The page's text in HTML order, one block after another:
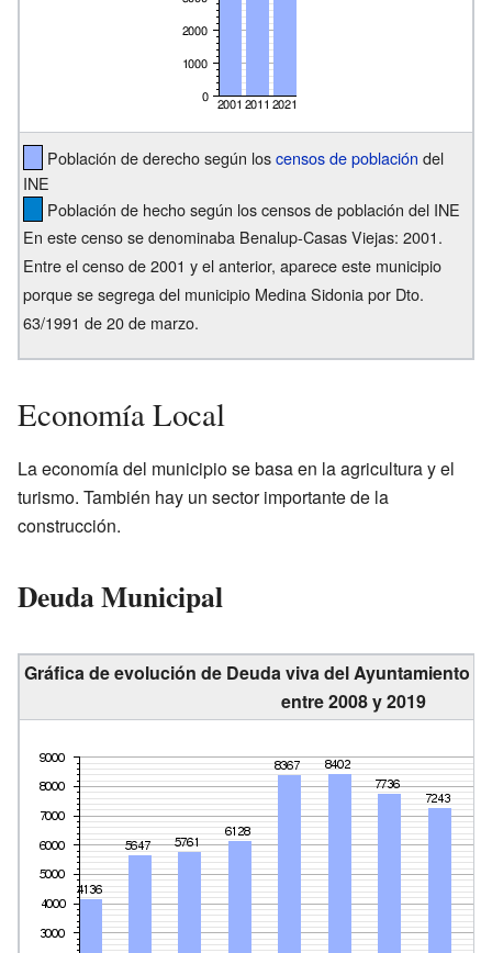
Población de derecho según loscensos de población del
INE
Población de hecho según los censos de población del INE
En este censo se denominaba Benalup-Casas Viejas: 2001.
Entre el censo de 2001 y el anterior, aparece este municipio
porque se segrega del municipio Medina Sidonia por Dto.
63/1991 de 20 de marzo.
Economía Local
La economía del municipio se basa en la agricultura y el
turismo. También hay un sector importante de la
construcción.
Deuda Municipal
Gráfica de evolución de Deuda viva del Ayuntamiento
entre 2008 y 2019